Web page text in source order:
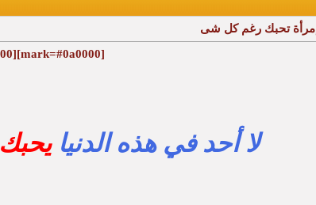
إمرأة تحبك رغم كل شى
[mark=#0a0000][mark=000000][glow=000000][align=center]
لا أحد في هذه الدنيايحبك